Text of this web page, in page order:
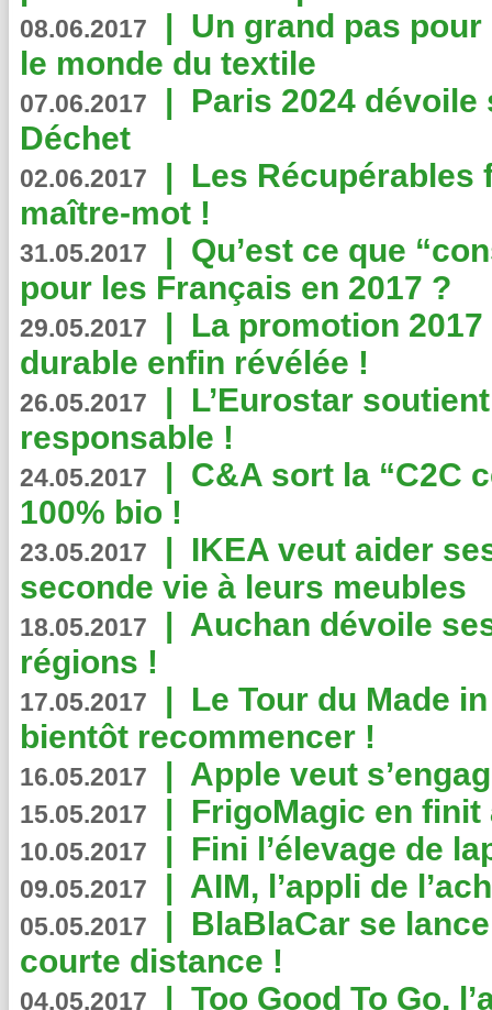
08.06.2017 | Un grand pas
le monde du textile
07.06.2017 | Paris 2024
Déchet
02.06.2017 | Les Récupérables
maître-mot !
31.05.2017 | Qu’est ce que
pour les Français en 2017 ?
29.05.2017 | La promotion
durable enfin révélée !
26.05.2017 | L’Eurostar
responsable !
24.05.2017 | C&A sort la “C2C
100% bio !
23.05.2017 | IKEA veut aider
seconde vie à leurs meubles
18.05.2017 | Auchan dévoile
régions !
17.05.2017 | Le Tour du Made
bientôt recommencer !
16.05.2017 | Apple veut
15.05.2017 | FrigoMagic en
10.05.2017 | Fini l’élevage de
09.05.2017 | AIM, l’appli de
05.05.2017 | BlaBlaCar se
courte distance !
04.05.2017 | Too Good To Go,